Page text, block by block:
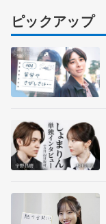
ピックアップ